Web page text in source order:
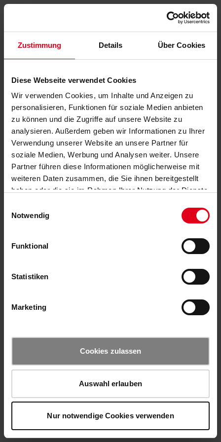
Zustimmung Details Über Cookies
Diese Webseite verwendet Cookies
Wir verwenden Cookies, um Inhalte und Anzeigen zu
personalisieren, Funktionen für soziale Medien anbieten
zu können und die Zugriffe auf unsere Website zu
analysieren. Außerdem geben wir Informationen zu Ihrer
Verwendung unserer Website an unsere Partner für
soziale Medien, Werbung und Analysen weiter. Unsere
Partner führen diese Informationen möglicherweise mit
weiteren Daten zusammen, die Sie ihnen bereitgestellt
haben oder die sie im Rahmen Ihrer Nutzung der Dienste
Notwendig
Funktional
Statistiken
Marketing
Cookies zulassen
Auswahl erlauben
Nur notwendige Cookies verwenden